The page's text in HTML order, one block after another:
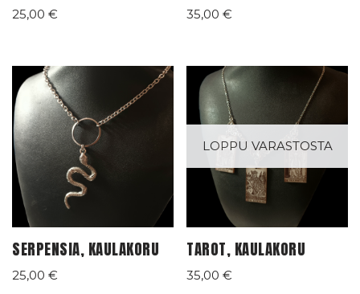
25,00 € 35,00€
SERPENSIA, KAULAKORU
25,00 €
LOPPU VARASTOSTA
TAROT, KAULAKORU
35,00€